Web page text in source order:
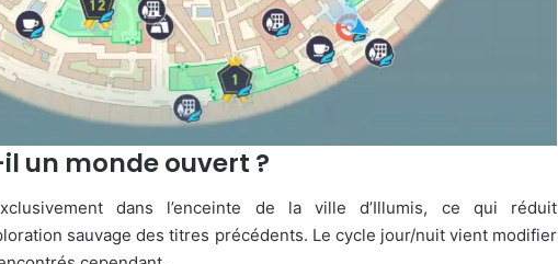
un monde ouvert ?
dans l’enceinte de la ville d’Illumis, ce qui réduit
sauvage des titres précédents. Le cycle jour/nuit vient modifier